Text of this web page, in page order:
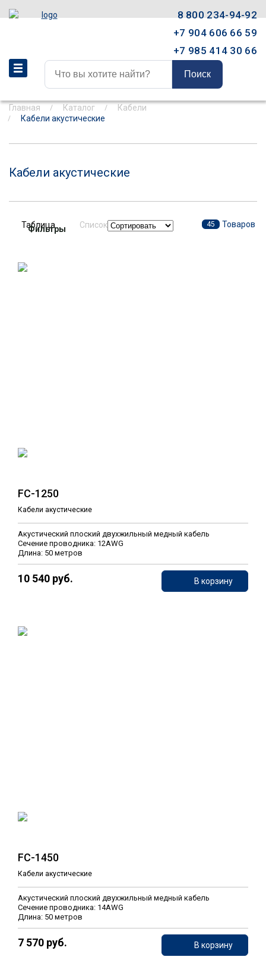
8 800 234-94-92
+7 904 606 66 59
+7 985 414 30 66
Поиск
Главная Каталог
Кабели
Кабели акустические
Кабели акустические
45 Товаров
Таблица Список
Фильтры
FC-1250
Кабели акустические
Акустический плоский двухжильный медный кабель
Сечение проводника: 12AWG
Длина: 50 метров
10 540 руб. В корзину
FC-1450
Кабели акустические
Акустический плоский двухжильный медный кабель
Сечение проводника: 14AWG
Длина: 50 метров
7 570 руб. В корзину